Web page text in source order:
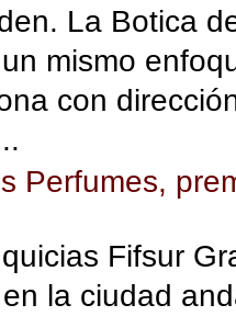
La Botica
mismo
con
Perfumes,
Fifsur
la ciudad